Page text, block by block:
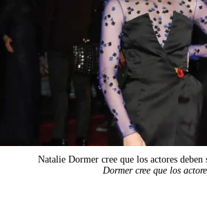
Natalie Dormer cree que los actores deben
Dormer cree que los